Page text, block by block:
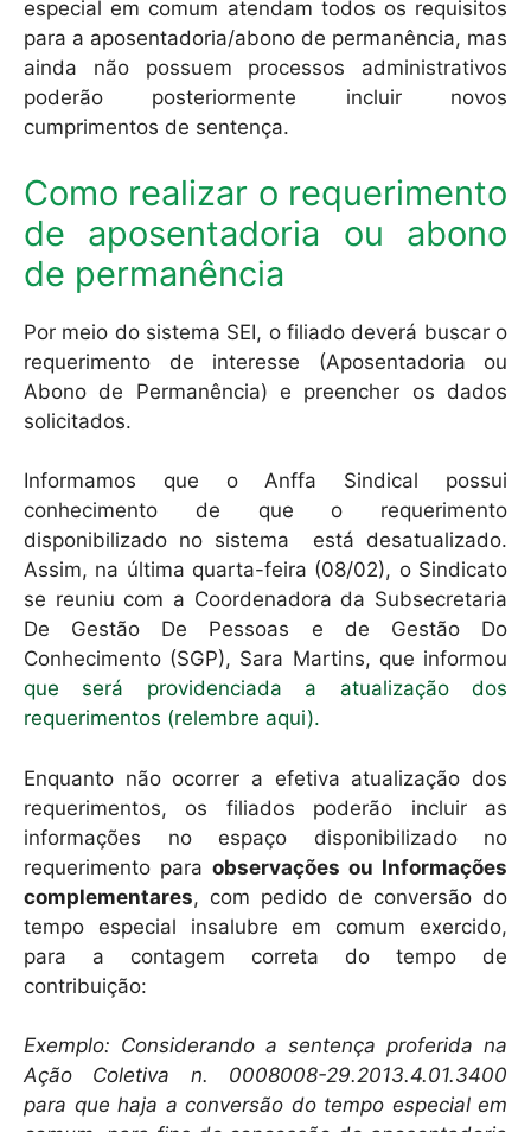
especial em comum atendam todos os requisitos
para a aposentadoria/abono de permanência, mas
ainda não possuem processos administrativos
poderão posteriormente incluir novos
cumprimentos de sentença.
Como realizar o requerimento
de aposentadoria ou abono
de permanência
Por meio do sistema SEI, o filiado deverá buscar o
requerimento de interesse (Aposentadoria ou
Abono de Permanência) e preencher os dados
solicitados.
Informamos que o Anffa Sindical possui
conhecimento de que o requerimento
disponibilizado no sistema está desatualizado.
Assim, na última quarta-feira (08/02), o Sindicato
se reuniu com a Coordenadora da Subsecretaria
De Gestão De Pessoas e de Gestão Do
Conhecimento (SGP), Sara Martins, que informou
que será providenciada a atualização dos
requerimentos (relembre aqui).
Enquanto não ocorrer a efetiva atualização dos
requerimentos, os filiados poderão incluir as
informações no espaço disponibilizado no
requerimento para observações ou Informações
complementares, com pedido de conversão do
tempo especial insalubre em comum exercido,
para a contagem correta do tempo de
contribuição:
Exemplo: Considerando a sentença proferida na
Ação Coletiva n. 0008008-29.2013.4.01.3400
para que haja a conversão do tempo especial em